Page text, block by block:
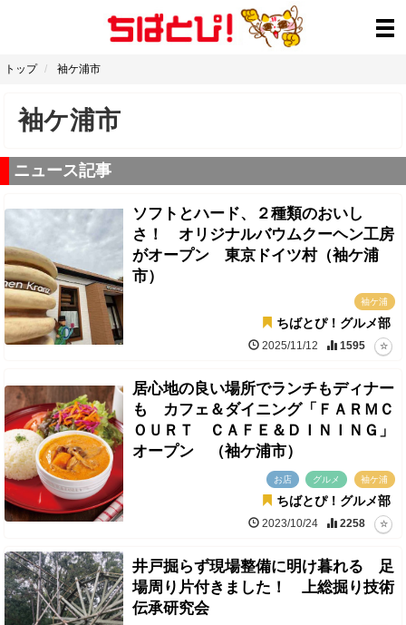
トップ 袖ケ浦市
袖ケ浦市
ニュース記事
ソフトとハード、２種類のおいし
さ！ オリジナルバウムクーヘン工房
がオープン 東京ドイツ村（袖ケ浦
市）
袖ケ浦
ちばとぴ！グルメ部
2025/11/12 1595
居心地の良い場所でランチもディナー
も カフェ＆ダイニング「ＦＡＲＭＣ
ＯＵＲＴ ＣＡＦＥ＆ＤＩＮＩＮＧ」
オープン （袖ケ浦市）
お店 グルメ 袖ケ浦
ちばとぴ！グルメ部
2023/10/24 2258
井戸掘らず現場整備に明け暮れる 足
場周り片付きました！ 上総掘り技術
伝承研究会